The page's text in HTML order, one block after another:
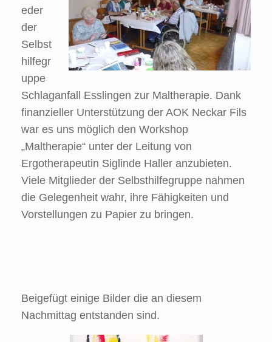
eder
der
Selbst
hilfegr
uppe
Schlaganfall Esslingen zur Maltherapie. Dank
finanzieller Unterstützung der AOK Neckar Fils
war es uns möglich den Workshop
„Maltherapie“ unter der Leitung von
Ergotherapeutin Siglinde Haller anzubieten.
Viele Mitglieder der Selbsthilfegruppe nahmen
die Gelegenheit wahr, ihre Fähigkeiten und
Vorstellungen zu Papier zu bringen.
Beigefügt einige Bilder die an diesem
Nachmittag entstanden sind.